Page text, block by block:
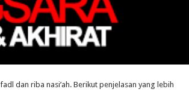
dan riba nasi’ah. Berikut penjelasan yang lebih